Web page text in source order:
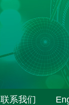
联系我们